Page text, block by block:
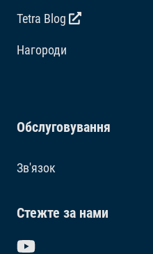
Tetra Blog
Hагороди
Обслуговування
Зв'язок
Стежте за нами